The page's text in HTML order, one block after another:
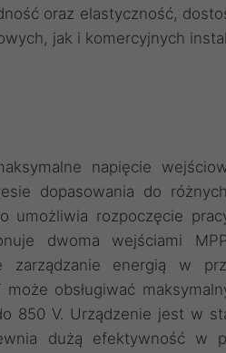
oraz elastyczność,
jak i komercyjnych
napięcie
dopasowania do
umożliwia rozpoczęcie
dwoma wejściami
energią w
obsługiwać
850 V. Urządzenie jest w
dużą efektywność w